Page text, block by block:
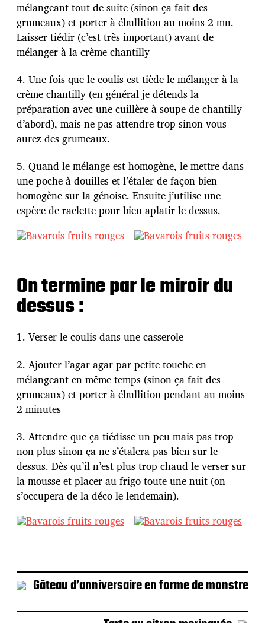
mélangeant tout de suite (sinon ça fait des
grumeaux) et porter à ébullition au moins 2 mn.
Laisser tiédir (c’est très important) avant de
mélanger à la crème chantilly
4. Une fois que le coulis est tiède le mélanger à la
crème chantilly (en général je détends la
préparation avec une cuillère à soupe de chantilly
d’abord), mais ne pas attendre trop sinon vous
aurez des grumeaux.
5. Quand le mélange est homogène, le mettre dans
une poche à douilles et l’étaler de façon bien
homogène sur la génoise. Ensuite j’utilise une
espèce de raclette pour bien aplatir le dessus.
On termine par le miroir du
dessus :
1. Verser le coulis dans une casserole
2. Ajouter l’agar agar par petite touche en
mélangeant en même temps (sinon ça fait des
grumeaux) et porter à ébullition pendant au moins
2 minutes
3. Attendre que ça tiédisse un peu mais pas trop
non plus sinon ça ne s’étalera pas bien sur le
dessus. Dès qu’il n’est plus trop chaud le verser sur
la mousse et placer au frigo toute une nuit (on
s’occupera de la déco le lendemain).
Gâteau d’anniversaire en forme de monstre